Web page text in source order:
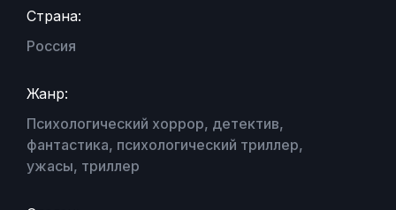
Страна:
Россия
Жанр:
Психологический хоррор, детектив,
фантастика, психологический триллер,
ужасы, триллер